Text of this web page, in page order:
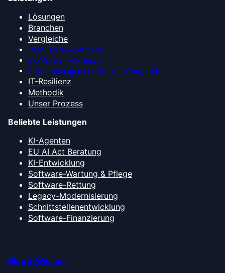
Lösungen
Branchen
Vergleiche
CRM-System-Vergleich
ERP-System-Vergleich
Projektmanagement-Software-Vergleich
IT-Resilienz
Methodik
Unser Prozess
Beliebte Leistungen
KI-Agenten
EU AI Act Beratung
KI-Entwicklung
Software-Wartung & Pflege
Software-Rettung
Legacy-Modernisierung
Schnittstellenentwicklung
Software-Finanzierung
Blog & Wissen